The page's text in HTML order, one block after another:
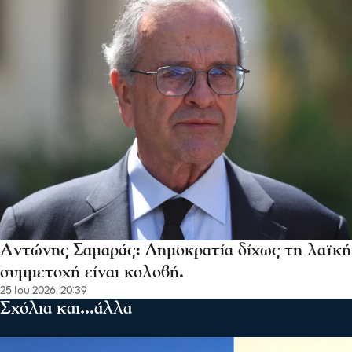
Αντώνης Σαμαράς: Δημοκρατία δίχως τη λαϊκή
συμμετοχή είναι κολοβή.
25 Ιου 2026, 20:39
Σχόλια και...άλλα